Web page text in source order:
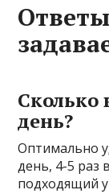
Сколько
день?
Оптимально
день, 4-5 раз
подходящий